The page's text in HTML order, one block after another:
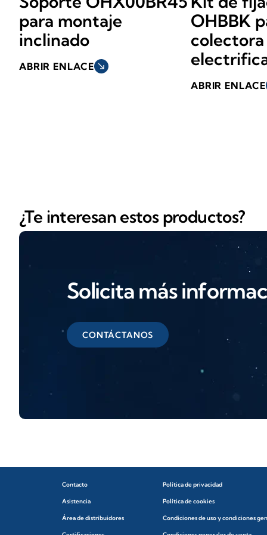
para montaje
inclinado
ABRIR ENLACE south_east
OHBBK
colectora
ABRIR ENLACE
¿Te interesan estos productos?
Solicita más
CONTÁCTANOS
Contacto
Asistencia
Área de distribuidores
Política de privacidad
Política de cookies
Condiciones de uso y condiciones